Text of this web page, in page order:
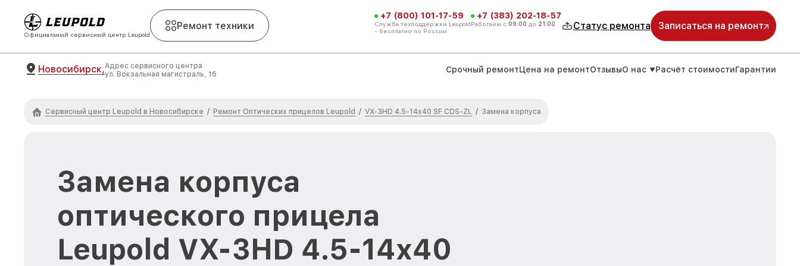
Официальный сервисный центр Leupold
Ремонт техники
+7 (800) 101-17-59
Служба техподдержки Leupold
- бесплатно по России
+7 (383) 202-18-57
Работаем с 09:00 до 21:00 Статус ремонта Записаться на ремонт
Новосибирск,Адрес сервисного центра
ул. Вокзальная магистраль, 16
Срочный ремонтЦена на ремонтОтзывыО нас Расчёт стоимостиГарантии
Сервисный центр Leupold в Новосибирске / Ремонт Оптических прицелов Leupold / VX-3HD 4.5-14x40 SF CDS-ZL / Замена корпуса
Замена корпуса
оптического прицела
Leupold VX-3HD 4.5-14x40